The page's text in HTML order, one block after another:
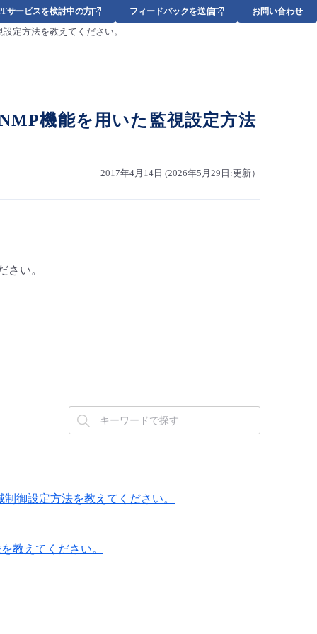
サービスを検討中の方 フィードバックを送信 お問い合わせ
定方法を教えてください。
機能を用いた監視設定方法
2017年4月14日 (2026年5月29日:更新）
さい。
御設定方法を教えてください。
教えてください。